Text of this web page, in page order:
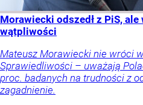
Morawiecki odszedł z PiS,
wątpliwości
Mateusz Morawiecki nie wróci
Sprawiedliwości – uważają
proc. badanych na trudności z
zagadnienie.